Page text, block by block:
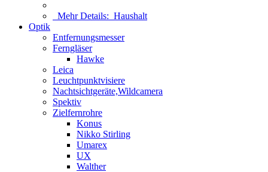
Mehr Details: Haushalt
Optik
Entfernungsmesser
Ferngläser
Hawke
Leica
Leuchtpunktvisiere
Nachtsichtgeräte,Wildcamera
Spektiv
Zielfernrohre
Konus
Nikko Stirling
Umarex
UX
Walther